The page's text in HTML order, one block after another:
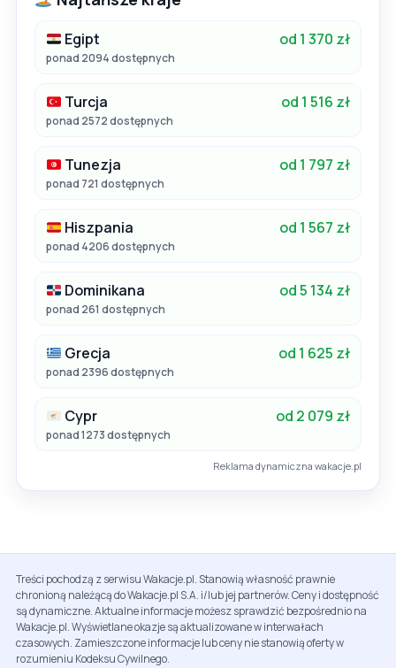
Egipt od 1 370 zł
ponad 2094 dostępnych
Turcja od 1 516 zł
ponad 2572 dostępnych
Tunezja od 1 797 zł
ponad 721 dostępnych
Hiszpania od 1 567 zł
ponad 4206 dostępnych
Dominikana od 5 134 zł
ponad 261 dostępnych
Grecja od 1 625 zł
ponad 2396 dostępnych
Cypr od 2 079 zł
ponad 1273 dostępnych
Reklama dynamiczna wakacje.pl
Treści pochodzą z serwisu Wakacje.pl. Stanowią własność prawnie
chronioną należącą do Wakacje.pl S.A. i/lub jej partnerów. Ceny i dostępność
są dynamiczne. Aktualne informacje możesz sprawdzić bezpośrednio na
Wakacje.pl. Wyświetlane okazje są aktualizowane w interwałach
czasowych. Zamieszczone informacje lub ceny nie stanowią oferty w
rozumieniu Kodeksu Cywilnego.